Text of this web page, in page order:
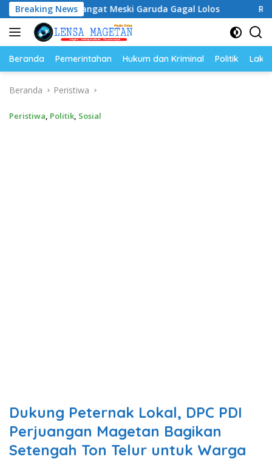
Langsung
ke
konten
Breaking News
Meski Garuda Gagal Lolos Riyono Caping
Beranda Pemerintahan Hukum dan Kriminal Politik
Beranda Peristiwa
Peristiwa, Politik, Sosial
Dukung Peternak Lokal, DPC PDI
Perjuangan Magetan Bagikan
Setengah Ton Telur untuk Warga